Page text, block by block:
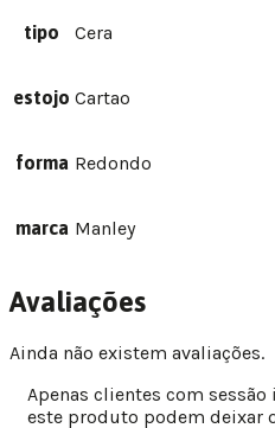
tipo Cera
estojo Cartao
forma Redondo
marca Manley
Avaliações
Ainda não existem avaliações.
Apenas clientes com
este produto podem deixar